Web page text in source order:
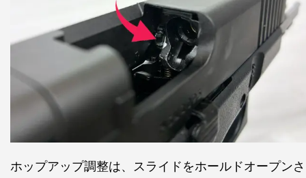
ホップアップ調整は、スライドをホールドオープンさ